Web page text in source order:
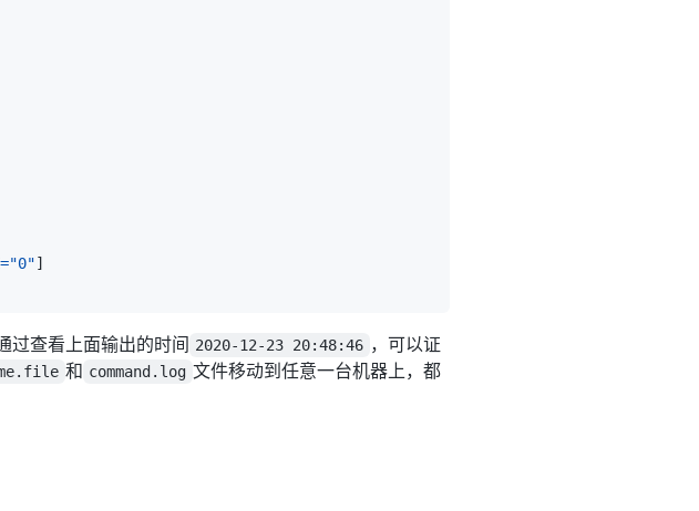
="0"]
过查看上面输出的时间 2020-12-23 20:48:46 ，可以证
和 command.log 文件移动到任意一台机器上，都